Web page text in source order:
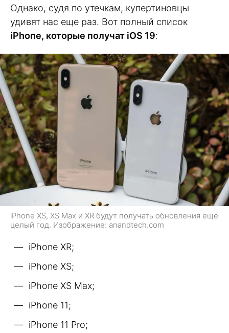
Однако, судя по утечкам, купертиновцы
удивят нас еще раз. Вот полный список
iPhone, которые получат iOS 19:
iPhone XS, XS Max и XR будут получать обновления еще
целый год. Изображение: anandtech.com
iPhone XR;
iPhone XS;
iPhone XS Max;
iPhone 11;
iPhone 11 Pro;